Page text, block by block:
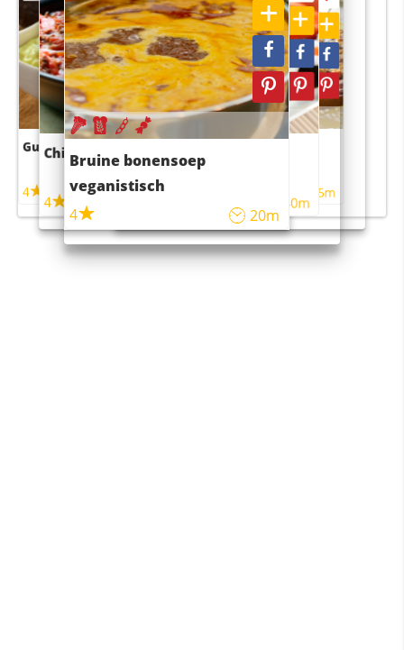
Guacamole
4
Chili con carne
4 45m
Bruine bonensoep
veganistisch
4
20m
Sushi rijstsalade
maaltijdsalade
40m
4 55m